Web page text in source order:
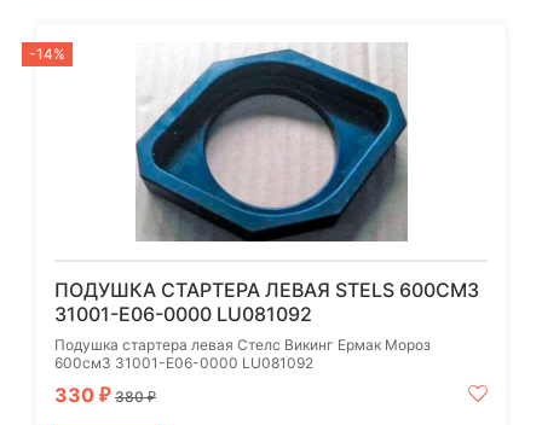
-14%
ПОДУШКА СТАРТЕРА ЛЕВАЯ STELS 600СМ3
31001-E06-0000 LU081092
Подушка стартера левая Стелс Викинг Ермак Мороз
600см3 31001-E06-0000 LU081092
330 ₽ 380₽